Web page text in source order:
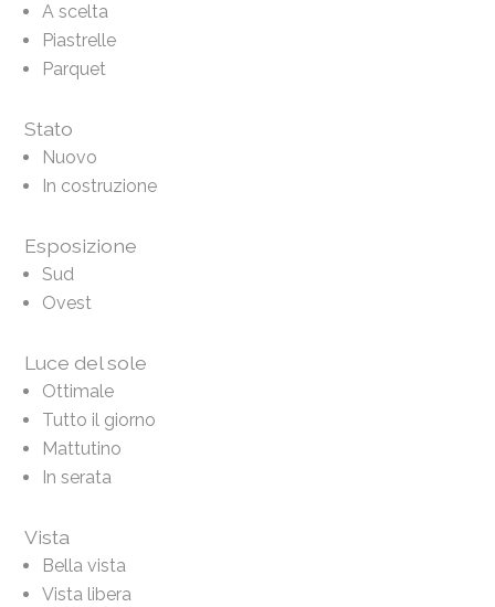
A scelta
Piastrelle
Parquet
Stato
Nuovo
In costruzione
Esposizione
Sud
Ovest
Luce del sole
Ottimale
Tutto il giorno
Mattutino
In serata
Vista
Bella vista
Vista libera